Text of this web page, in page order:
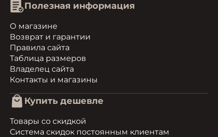
Полезная информация
О магазине
Возврат и гарантии
Правила сайта
Таблица размеров
Владелец сайта
Контакты и магазины
Купить дешевле
Товары со скидкой
Система скидок постоянным клиентам